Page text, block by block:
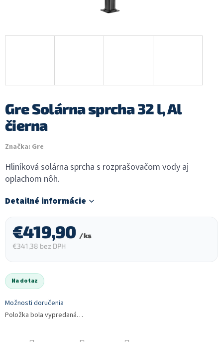
Gre Solárna sprcha 32 l, Al
čierna
Značka: Gre
Hliníková solárna sprcha s rozprašovačom vody aj
oplachom nôh.
Detailné informácie
€419,90 / ks
€341,38 bez DPH
Na dotaz
Možnosti doručenia
Položka bola vypredaná…